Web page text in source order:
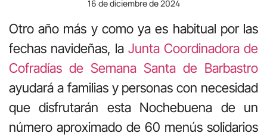
16 de diciembre de 2024
Otro año más y como ya es habitual por las
fechas navideñas, la Junta Coordinadora de
Cofradías de Semana Santa de Barbastro
ayudará a familias y personas con necesidad
que disfrutarán esta Nochebuena de un
número aproximado de 60 menús solidarios